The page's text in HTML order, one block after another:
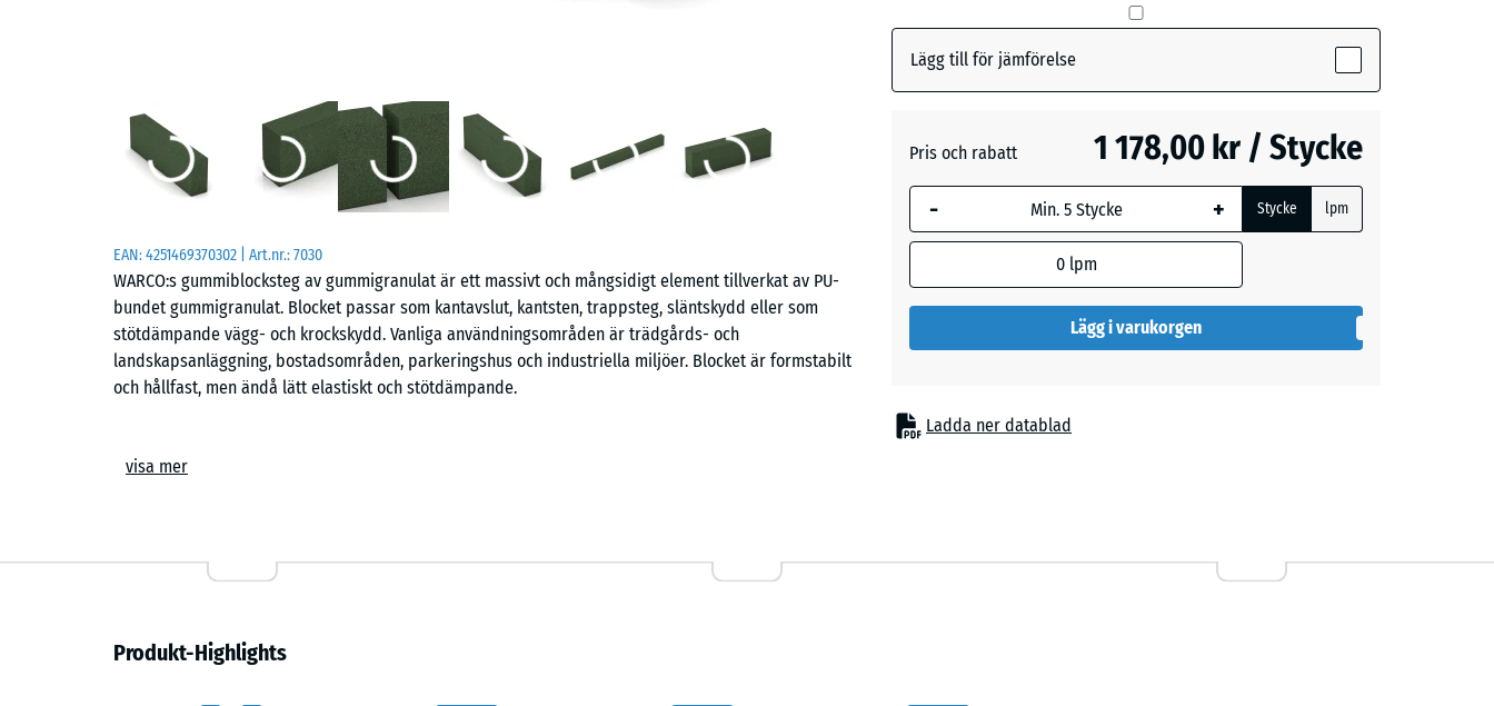
EAN:4251469370302 | Art.nr.:7030
WARCO:s gummiblocksteg av gummigranulat är ett massivt och mångsidigt element tillverkat av PU-
bundet gummigranulat. Blocket passar som kantavslut, kantsten, trappsteg, släntskydd eller som
stötdämpande vägg- och krockskydd. Vanliga användningsområden är trädgårds- och
landskapsanläggning, bostadsområden, parkeringshus och industriella miljöer. Blocket är formstabilt
och hållfast, men ändå lätt elastiskt och stötdämpande.
slagdämpning.
Som kantsten eller avgränsning skiljer gummiblocksteget tydligt gångvägar, lekytor, rabatter, uppfarter
visa mer
Antracit - 245,00 kr
Lägg till för jämförelse
Pris och rabatt 1 178,00 kr / Stycke
- + Stycke lpm
0 lpm
Lägg i varukorgen
Ladda ner datablad
Produkt-Highlights